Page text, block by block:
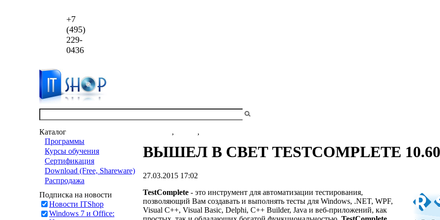
+7
(495)
229-
0436
Каталог
Программы
Курсы обучения
Сертификация
Download (Free, Shareware)
Распродажа
Подписка на новости
Новости ITShop
Windows 7 и Office:
, ,
ВЫШЕЛ В СВЕТ TESTCOMPLETE
27.03.2015 17:02
TestComplete - это инструмент для автоматизации тестирования,
позволяющий Вам создавать и выполнять тесты для Windows, .NET, WPF,
Visual C++, Visual Basic, Delphi, C++ Builder, Java и веб-приложений, как